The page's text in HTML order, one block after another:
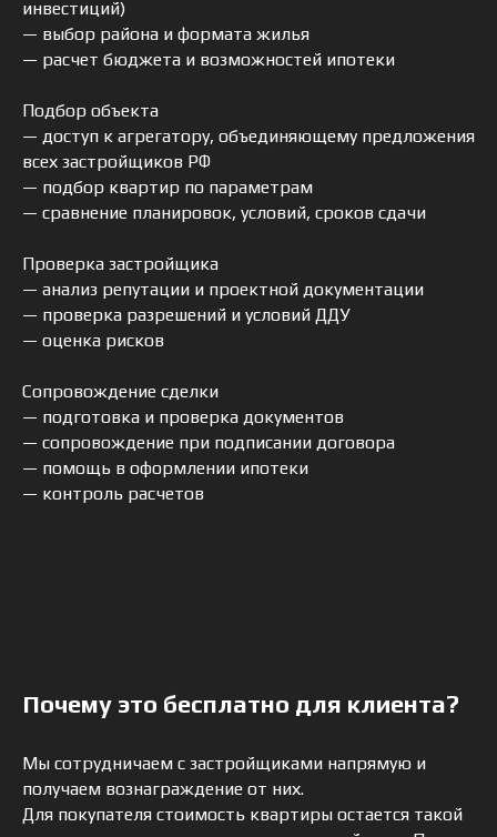
инвестиций)
— выбор района и формата жилья
— расчет бюджета и возможностей ипотеки
Подбор объекта
— доступ к агрегатору, объединяющему предложения
всех застройщиков РФ
— подбор квартир по параметрам
— сравнение планировок, условий, сроков сдачи
Проверка застройщика
— анализ репутации и проектной документации
— проверка разрешений и условий ДДУ
— оценка рисков
Сопровождение сделки
— подготовка и проверка документов
— сопровождение при подписании договора
— помощь в оформлении ипотеки
— контроль расчетов
Почему это бесплатно для клиента?
Мы сотрудничаем с застройщиками напрямую и
получаем вознаграждение от них.
Для покупателя стоимость квартиры остается такой
НЕ НУЖНО
ТРАТИТЬ ВРЕМЯ
ДОВЕРЬТЕСЬ НАМ!
КОНТАКТЫ: